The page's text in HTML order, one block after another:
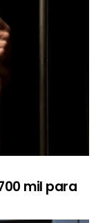
mil para